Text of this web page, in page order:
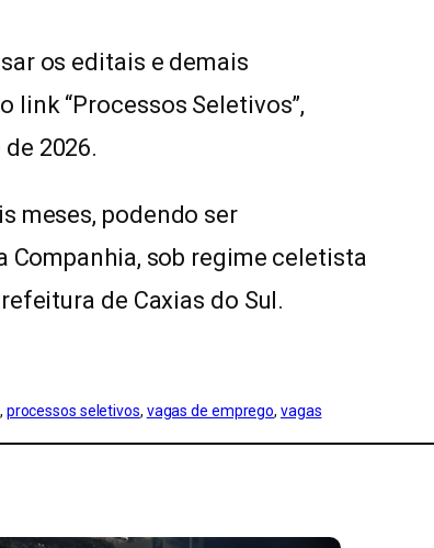
os editais e demais
link “Processos Seletivos”,
2026.
meses, podendo ser
Companhia, sob regime celetista
de Caxias do Sul.
, processos seletivos, vagas de emprego, vagas